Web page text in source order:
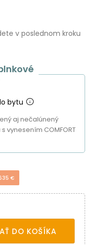
v poslednom kroku
bytu
aj nečalúnený
vynesením COMFORT
€
DO KOŠÍKA